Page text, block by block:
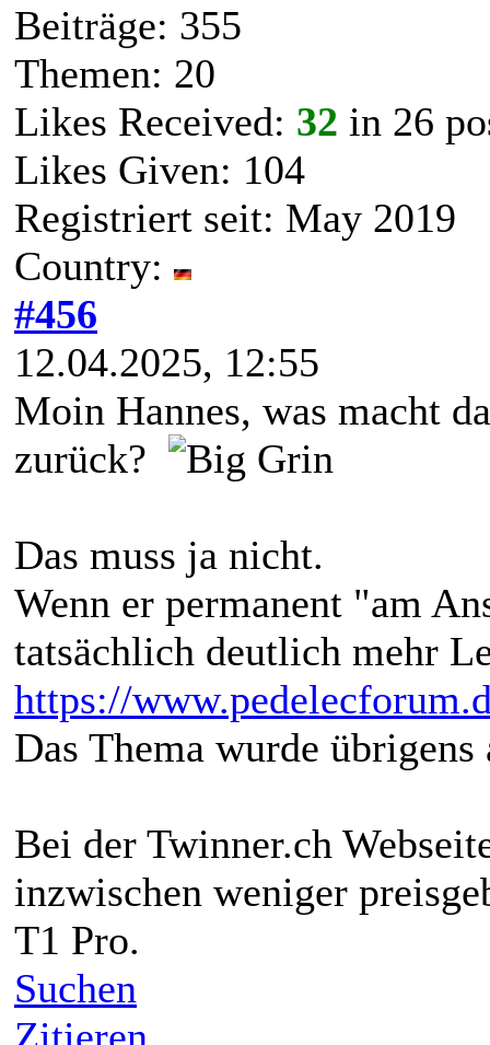
Beiträge: 355
Themen: 20
Likes Received: 32 in 26
Likes Given: 104
Registriert seit: May 2019
Country:
#456
12.04.2025, 12:55
Moin Hannes, was macht
zurück?
Das muss ja nicht.
Wenn er permanent "am
tatsächlich deutlich mehr
https://
Das Thema wurde
Bei der Twinner.ch
inzwischen weniger
T1 Pro.
Suchen